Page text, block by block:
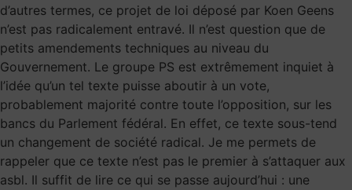
d’autres termes, ce projet de loi déposé par Koen Geens
n’est pas radicalement entravé. Il n’est question que de
petits amendements techniques au niveau du
Gouvernement. Le groupe PS est extrêmement inquiet à
l’idée qu’un tel texte puisse aboutir à un vote,
probablement majorité contre toute l’opposition, sur les
bancs du Parlement fédéral. En effet, ce texte sous-tend
un changement de société radical. Je me permets de
rappeler que ce texte n’est pas le premier à s’attaquer aux
asbl. Il suffit de lire ce qui se passe aujourd’hui : une